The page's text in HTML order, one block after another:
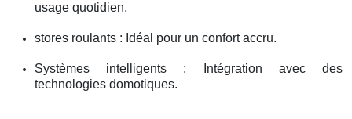
usage quotidien.
stores roulants : Idéal pour un confort accru.
Systèmes intelligents : Intégration avec des
technologies domotiques.